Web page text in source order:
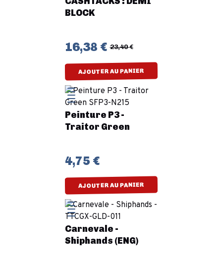
BLOCK
16,38 € 23,40 €
AJOUTER AU PANIER
Peinture P3 -
Traitor Green
4,75 €
AJOUTER AU PANIER
Carnevale -
Shiphands (ENG)